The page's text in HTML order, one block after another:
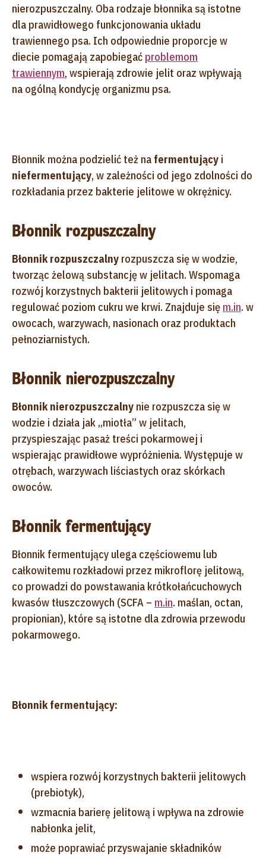
nierozpuszczalny. Oba rodzaje błonnika są istotne
dla prawidłowego funkcjonowania układu
trawiennego psa. Ich odpowiednie proporcje w
diecie pomagają zapobiegać problemom
trawiennym, wspierają zdrowie jelit oraz wpływają
na ogólną kondycję organizmu psa.
Błonnik można podzielić też na fermentujący i
niefermentujący, w zależności od jego zdolności do
rozkładania przez bakterie jelitowe w okrężnicy.
Błonnik rozpuszczalny
Błonnik rozpuszczalny rozpuszcza się w wodzie,
tworząc żelową substancję w jelitach. Wspomaga
rozwój korzystnych bakterii jelitowych i pomaga
regulować poziom cukru we krwi. Znajduje się m.in. w
owocach, warzywach, nasionach oraz produktach
pełnoziarnistych.
Błonnik nierozpuszczalny
Błonnik nierozpuszczalny nie rozpuszcza się w
wodzie i działa jak „miotła” w jelitach,
przyspieszając pasaż treści pokarmowej i
wspierając prawidłowe wypróżnienia. Występuje w
otrębach, warzywach liściastych oraz skórkach
owoców.
Błonnik fermentujący
Błonnik fermentujący ulega częściowemu lub
całkowitemu rozkładowi przez mikroflorę jelitową,
co prowadzi do powstawania krótkołańcuchowych
kwasów tłuszczowych (SCFA – m.in. maślan, octan,
propionian), które są istotne dla zdrowia przewodu
pokarmowego.
Błonnik fermentujący:
wspiera rozwój korzystnych bakterii jelitowych
(prebiotyk),
wzmacnia barierę jelitową i wpływa na zdrowie
nabłonka jelit,
może poprawiać przyswajanie składników